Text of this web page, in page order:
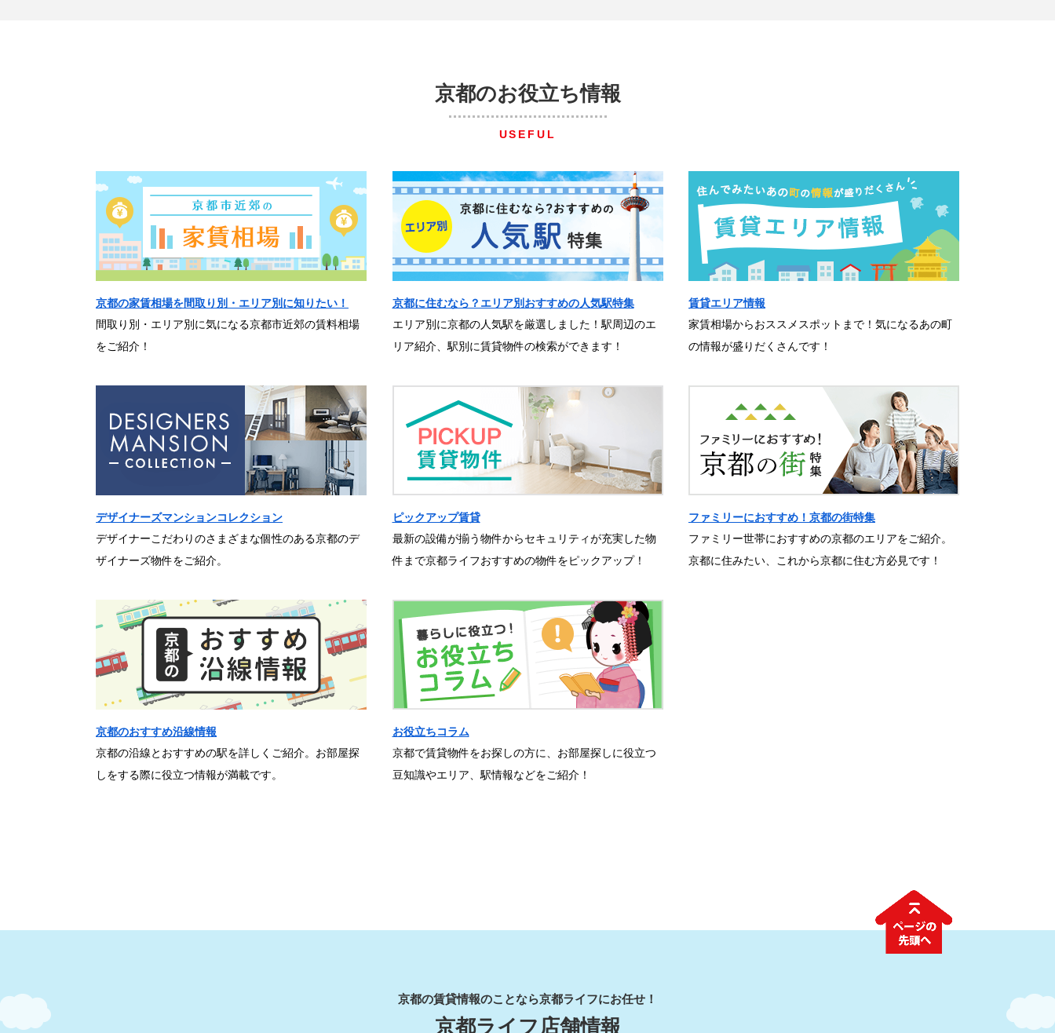
京都のお役立ち情報
USEFUL
京都の家賃相場を間取り別・エリア別に知りたい！
間取り別・エリア別に気になる京都市近郊の賃料相場
をご紹介！
京都に住むなら？エリア別おすすめの人気駅特集
エリア別に京都の人気駅を厳選しました！駅周辺のエ
リア紹介、駅別に賃貸物件の検索ができます！
賃貸エリア情報
家賃相場からおススメスポットまで！気になるあの町
の情報が盛りだくさんです！
デザイナーズマンションコレクション
デザイナーこだわりのさまざまな個性のある京都のデ
ザイナーズ物件をご紹介。
ピックアップ賃貸
最新の設備が揃う物件からセキュリティが充実した物
件まで京都ライフおすすめの物件をピックアップ！
ファミリーにおすすめ！京都の街特集
ファミリー世帯におすすめの京都のエリアをご紹介。
京都に住みたい、これから京都に住む方必見です！
京都のおすすめ沿線情報
京都の沿線とおすすめの駅を詳しくご紹介。お部屋探
しをする際に役立つ情報が満載です。
お役立ちコラム
京都で賃貸物件をお探しの方に、お部屋探しに役立つ
豆知識やエリア、駅情報などをご紹介！
京都の賃貸情報のことなら京都ライフにお任せ！
京都ライフ店舗情報